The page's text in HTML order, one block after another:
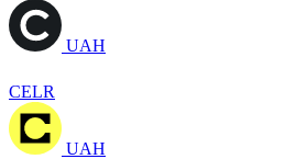
UAH
CELR
UAH